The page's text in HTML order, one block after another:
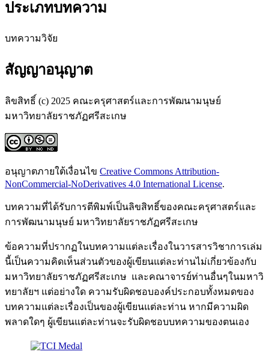
ประเภทบทความ
บทความวิจัย
สัญญาอนุญาต
ลิขสิทธิ์ (c) 2025 คณะครุศาสตร์และการพัฒนามนุษย์
มหาวิทยาลัยราชภัฏศรีสะเกษ
อนุญาตภายใต้เงื่อนไข Creative Commons Attribution-
NonCommercial-NoDerivatives 4.0 International License.
บทความที่ได้รับการตีพิมพ์เป็นลิขสิทธิ์ของคณะครุศาสตร์และ
การพัฒนามนุษย์ มหาวิทยาลัยราชภัฏศรีสะเกษ
ข้อความที่ปรากฏในบทความแต่ละเรื่องในวารสารวิชาการเล่ม
นี้เป็นความคิดเห็นส่วนตัวของผู้เขียนแต่ละท่านไม่เกี่ยวข้องกับ
มหาวิทยาลัยราชภัฏศรีสะเกษ และคณาจารย์ท่านอื่นๆในมหาวิ
ทยาลัยฯ แต่อย่างใด ความรับผิดชอบองค์ประกอบทั้งหมดของ
บทความแต่ละเรื่องเป็นของผู้เขียนแต่ละท่าน หากมีความผิด
พลาดใดๆ ผู้เขียนแต่ละท่านจะรับผิดชอบบทความของตนเอง